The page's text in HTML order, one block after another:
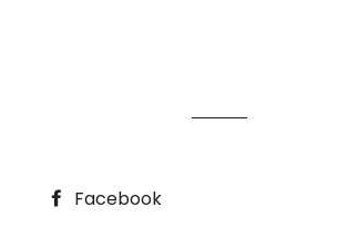
Facebook